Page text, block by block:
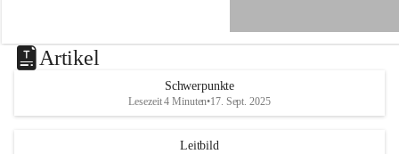
u
a
e
Artikel
Schwerpunkte
Lesezeit 4 Minuten•17. Sept. 2025
Leitbild